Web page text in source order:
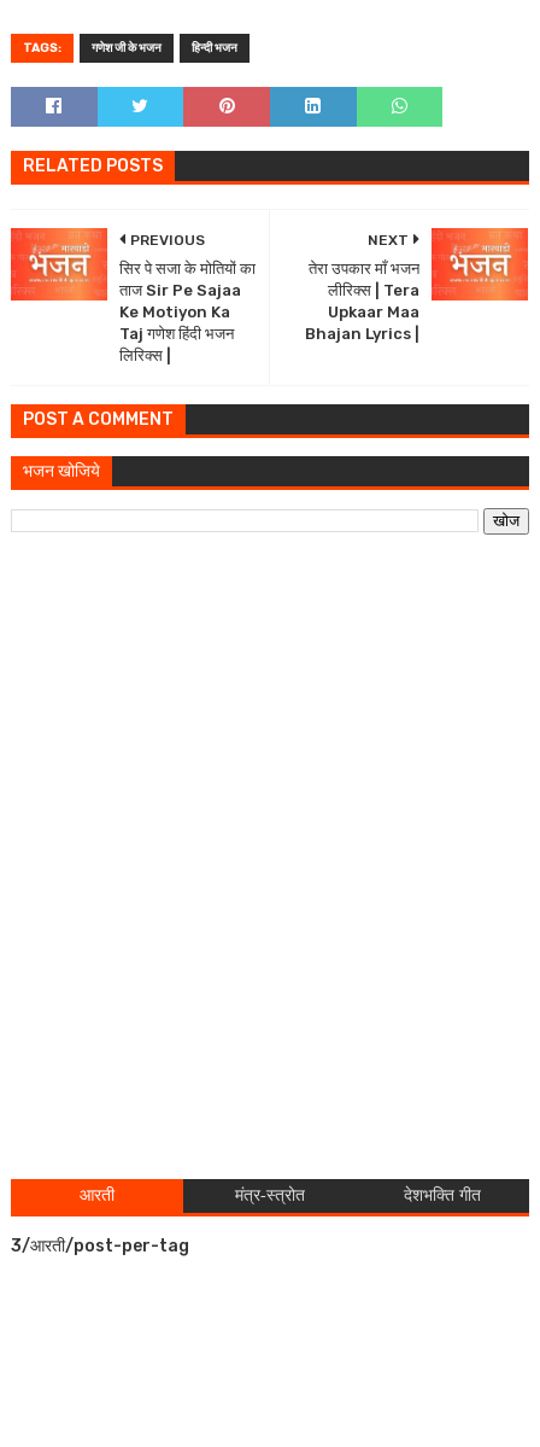
TAGS: गणेश जी के भजन हिन्दी भजन
RELATED POSTS
NEXT
तेरा उपकार माँ भजन
लीरिक्स | Tera
Upkaar Maa
Bhajan Lyrics |
PREVIOUS
सिर पे सजा के मोतियों का
ताज Sir Pe Sajaa
Ke Motiyon Ka
Taj गणेश हिंदी भजन
लिरिक्स |
POST A COMMENT
भजन खोजिये
आरती मंत्र-स्त्रोत देशभक्ति गीत
3/आरती/post-per-tag